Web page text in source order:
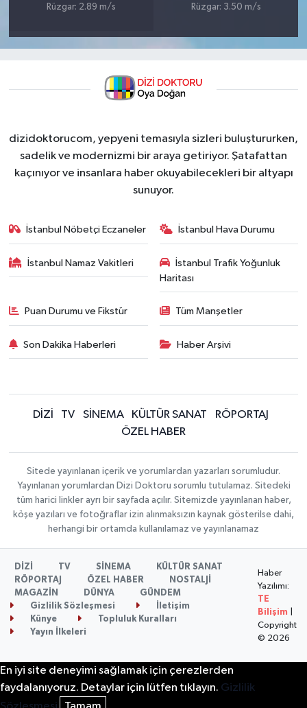
Rüzgar: 2.89 m/s
Rüzgar: 3.50 m/s
dizidoktorucom, yepyeni temasıyla sizleri buluştururken,
sadelik ve modernizmi bir araya getiriyor. Şatafattan
kaçınıyor ve insanlara haber okuyabilecekleri bir altyapı
sunuyor.
İstanbul Nöbetçi Eczaneler İstanbul Hava Durumu
İstanbul Namaz Vakitleri
İstanbul Trafik Yoğunluk
Haritası
Puan Durumu ve Fikstür Tüm Manşetler
Son Dakika Haberleri Haber Arşivi
DİZİ TV SİNEMA KÜLTÜR SANAT
RÖPORTAJ
ÖZEL HABER
Sitede yayınlanan içerik ve yorumlardan yazarları sorumludur.
Yayınlanan yorumlardan Dizi Doktoru sorumlu tutulamaz. Sitedeki
tüm harici linkler ayrı bir sayfada açılır. Sitemizde yayınlanan haber,
köşe yazıları ve fotoğraflar izin alınmaksızın kaynak gösterilse dahi,
herhangi bir ortamda kullanılamaz ve yayınlanamaz
DİZİ TV SİNEMA
KÜLTÜR SANAT
RÖPORTAJ
ÖZEL HABER
NOSTALJİ
MAGAZİN
DÜNYA
GÜNDEM
Gizlilik Sözleşmesi
İletişim
Künye
Topluluk Kuralları
Yayın İlkeleri
Haber
Yazılımı:
TE
Bilişim
Copyright
© 2026
En iyi site deneyimi sağlamak için çerezlerden
faydalanıyoruz. Detaylar için lütfen tıklayın. Gizlilik